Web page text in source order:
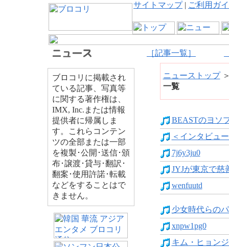
サイトマップ| ご利用ガ
［記事一覧］
ブロコリに掲載され
ている記事、写真等
に関する著作権は、
IMX, Inc.または情報
提供者に帰属しま
す。これらコンテン
ツの全部または一部
を複製･公開･送信･頒
布･譲渡･貸与･翻訳･
翻案･使用許諾･転載
などをすることはで
きません。
ニューストップ
一覧
BEASTのヨソ
＜インタビュ
7j6y3ju0
JYJが東京で慈
wenfuutd
少女時代らの
xnpw1pg0
キム・ヒョン